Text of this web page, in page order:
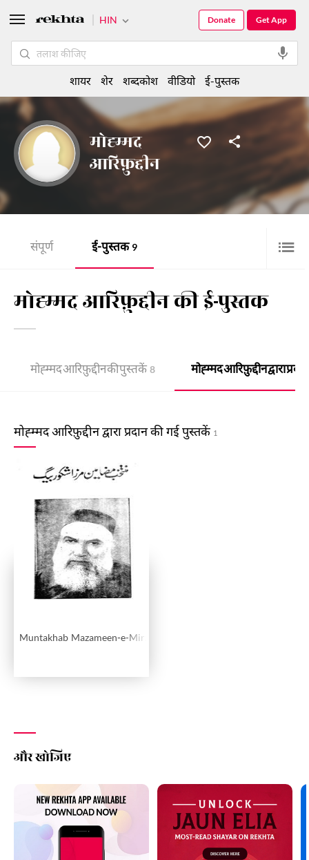
मोह्म्मद
आरिफ़ुद्दीन
संपूर्ण ई-पुस्तक 9
मोह्म्मद आरिफ़ुद्दीन की ई-पुस्तक
मोह्म्मद आरिफ़ुद्दीन की पुस्तकें 8 मोह्म्मद आरिफ़ुद्दीन द्वारा
मोह्म्मद आरिफ़ुद्दीन द्वारा प्रदान की गई पुस्तकें 1
Muntakhab Mazameen-e-Mirza Shakoor Beg
और खोजिए
HIN Get App
Donate
शायर शेर शब्दकोश वीडियो ई-पुस्तक